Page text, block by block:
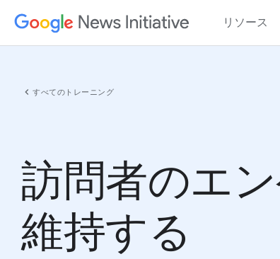
リソース
chevron_left すべてのトレーニング
訪問者のエ
維持する